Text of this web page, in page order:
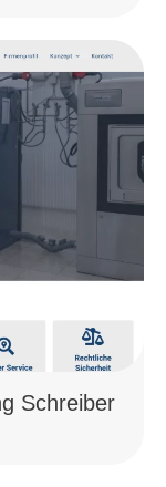
Schreiber